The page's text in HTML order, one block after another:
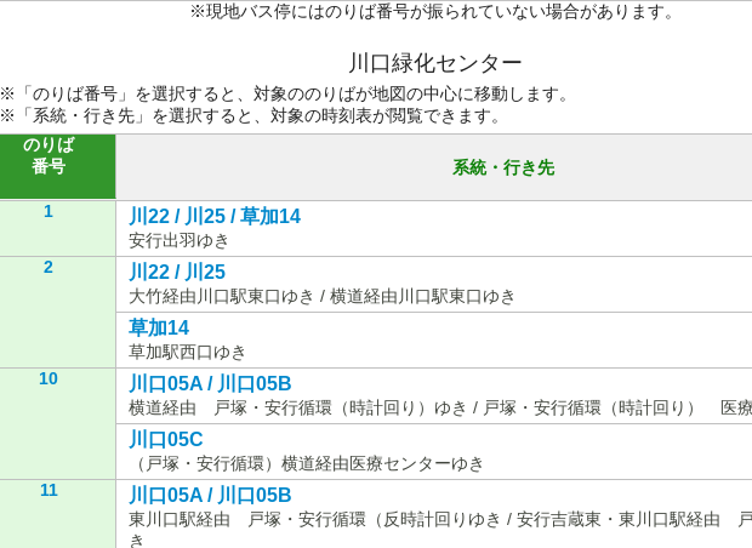
※現地バス停にはのりば番号が振られていない場合があります。
川口緑化センター
※「のりば番号」を選択すると、対象ののりばが地図の中心に移動します。
※「系統・行き先」を選択すると、対象の時刻表が閲覧できます。
のりば
番号
系統・行き先
1 川22 / 川25 / 草加14
安行出羽ゆき
2
川22 / 川25
大竹経由川口駅東口ゆき / 横道経由川口駅東口ゆき
草加14
草加駅西口ゆき
10
川口05A / 川口05B
横道経由 戸塚・安行循環（時計回り）ゆき / 戸塚・安行循環（時計回り） 医
川口05C
（戸塚・安行循環）横道経由医療センターゆき
11
川口05A / 川口05B
東川口駅経由 戸塚・安行循環（反時計回りゆき / 安行吉蔵東・東川口駅経由
き